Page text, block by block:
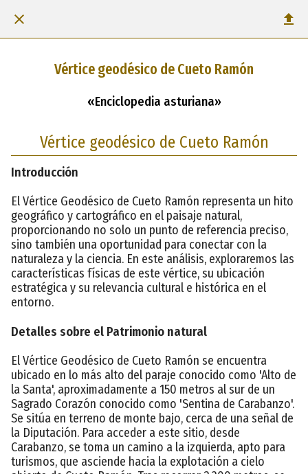
Vértice geodésico de Cueto Ramón
«Enciclopedia asturiana»
Vértice geodésico de Cueto Ramón
Introducción
El Vértice Geodésico de Cueto Ramón representa un hito
geográfico y cartográfico en el paisaje natural,
proporcionando no solo un punto de referencia preciso,
sino también una oportunidad para conectar con la
naturaleza y la ciencia. En este análisis, exploraremos las
características físicas de este vértice, su ubicación
estratégica y su relevancia cultural e histórica en el
entorno.
Detalles sobre el Patrimonio natural
El Vértice Geodésico de Cueto Ramón se encuentra
ubicado en lo más alto del paraje conocido como 'Alto de
la Santa', aproximadamente a 150 metros al sur de un
Sagrado Corazón conocido como 'Sentina de Carabanzo'.
Se sitúa en terreno de monte bajo, cerca de una señal de
la Diputación. Para acceder a este sitio, desde
Carabanzo, se toma un camino a la izquierda, apto para
turismos, que asciende hacia la explotación a cielo